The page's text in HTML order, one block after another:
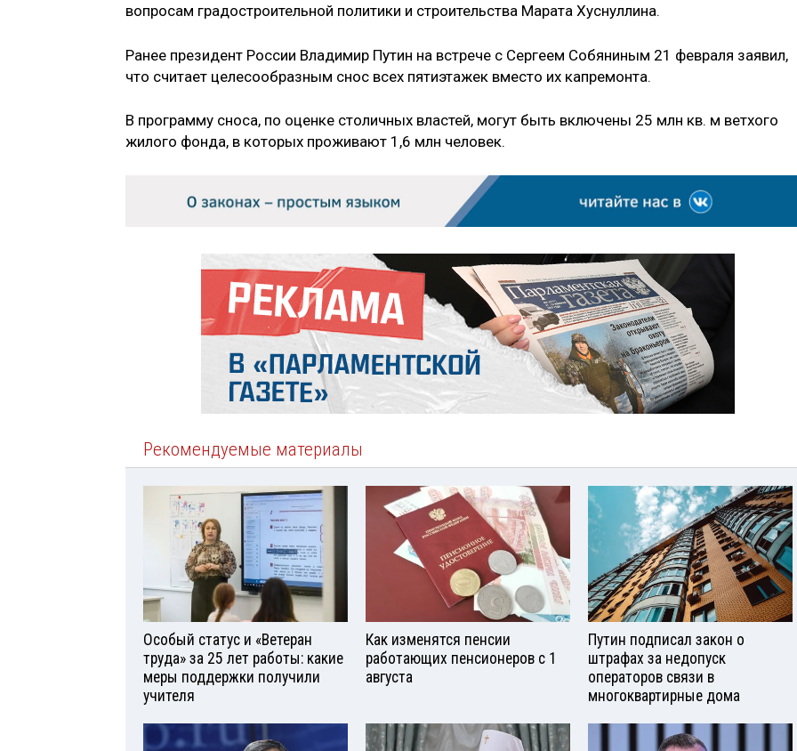
вопросам градостроительной политики и строительства Марата Хуснуллина.
Ранее президент России Владимир Путин на встрече с Сергеем Собяниным 21 февраля заявил,
что считает целесообразным снос всех пятиэтажек вместо их капремонта.
В программу сноса, по оценке столичных властей, могут быть включены 25 млн кв. м ветхого
жилого фонда, в которых проживают 1,6 млн человек.
Рекомендуемые материалы
Особый статус и «Ветеран
труда» за 25 лет работы: какие
меры поддержки получили
учителя
Как изменятся пенсии
работающих пенсионеров с 1
августа
Путин подписал закон о
штрафах за недопуск
операторов связи в
многоквартирные дома